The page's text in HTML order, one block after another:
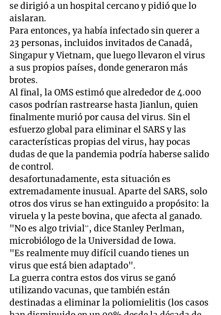
se dirigió a un hospital cercano y pidió que lo
aislaran.
Para entonces, ya había infectado sin querer a
23 personas, incluidos invitados de Canadá,
Singapur y Vietnam, que luego llevaron el virus
a sus propios países, donde generaron más
brotes.
Al final, la OMS estimó que alrededor de 4.000
casos podrían rastrearse hasta Jianlun, quien
finalmente murió por causa del virus. Sin el
esfuerzo global para eliminar el SARS y las
características propias del virus, hay pocas
dudas de que la pandemia podría haberse salido
de control.
desafortunadamente, esta situación es
extremadamente inusual. Aparte del SARS, solo
otros dos virus se han extinguido a propósito: la
viruela y la peste bovina, que afecta al ganado.
"No es algo trivial”, dice Stanley Perlman,
microbiólogo de la Universidad de Iowa.
"Es realmente muy difícil cuando tienes un
virus que está bien adaptado".
La guerra contra estos dos virus se ganó
utilizando vacunas, que también están
destinadas a eliminar la poliomielitis (los casos